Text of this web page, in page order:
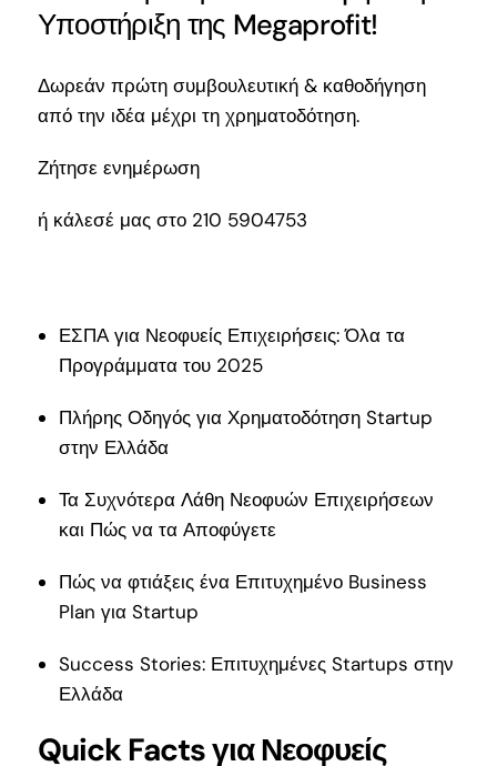
Υποστήριξη της Megaprofit!
Δωρεάν πρώτη συμβουλευτική & καθοδήγηση
από την ιδέα μέχρι τη χρηματοδότηση.
Ζήτησε ενημέρωση
ή κάλεσέ μας στο 210 5904753
ΕΣΠΑ για Νεοφυείς Επιχειρήσεις: Όλα τα
Προγράμματα του 2025
Πλήρης Οδηγός για Χρηματοδότηση Startup
στην Ελλάδα
Τα Συχνότερα Λάθη Νεοφυών Επιχειρήσεων
και Πώς να τα Αποφύγετε
Πώς να φτιάξεις ένα Επιτυχημένο Business
Plan για Startup
Success Stories: Επιτυχημένες Startups στην
Ελλάδα
Quick Facts για Νεοφυείς